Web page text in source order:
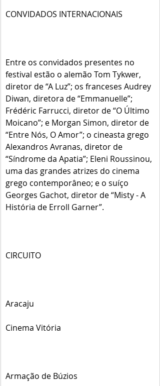
CONVIDADOS INTERNACIONAIS
Entre os convidados presentes no
festival estão o alemão Tom Tykwer,
diretor de “A Luz”; os franceses Audrey
Diwan, diretora de “Emmanuelle”;
Frédéric Farrucci, diretor de “O Último
Moicano”; e Morgan Simon, diretor de
“Entre Nós, O Amor”; o cineasta grego
Alexandros Avranas, diretor de
“Síndrome da Apatia”; Eleni Roussinou,
uma das grandes atrizes do cinema
grego contemporâneo; e o suíço
Georges Gachot, diretor de “Misty - A
História de Erroll Garner”.
CIRCUITO
Aracaju
Cinema Vitória
Armação de Búzios